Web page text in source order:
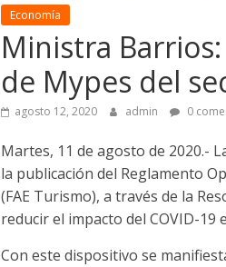
Economía
Ministra
de Mypes del
agosto 12, 2020 admin 0
Martes, 11 de agosto de 2020.-
la publicación del Reglamento
(FAE Turismo), a través de la
reducir el impacto del COVID-19
Con este dispositivo se